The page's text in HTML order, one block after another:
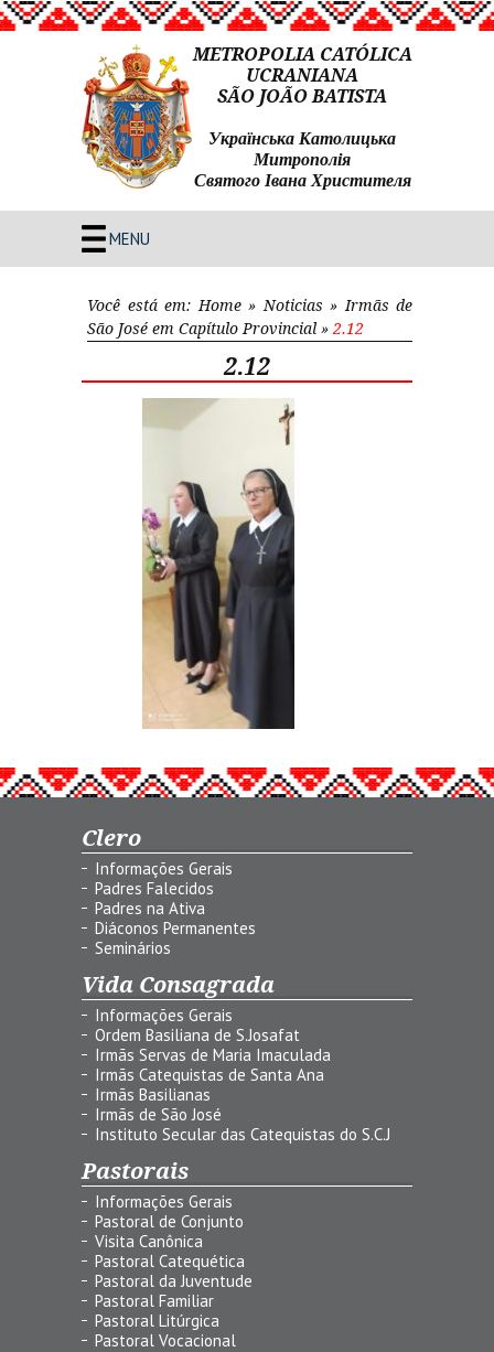
METROPOLIA CATÓLICA
UCRANIANA
SÃO JOÃO BATISTA
Українська Католицька
Митрополія
Святого Івана Христителя
MENU
Você está em: Home» Noticias » Irmãs de
São José em Capítulo Provincial » 2.12
2.12
Clero
Informações Gerais
Padres Falecidos
Padres na Ativa
Diáconos Permanentes
Seminários
Vida Consagrada
Informações Gerais
Ordem Basiliana de S.Josafat
Irmãs Servas de Maria Imaculada
Irmãs Catequistas de Santa Ana
Irmãs Basilianas
Irmãs de São José
Instituto Secular das Catequistas do S.C.J
Pastorais
Informações Gerais
Pastoral de Conjunto
Visita Canônica
Pastoral Catequética
Pastoral da Juventude
Pastoral Familiar
Pastoral Litúrgica
Pastoral Vocacional